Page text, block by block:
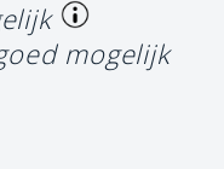
mogelijk